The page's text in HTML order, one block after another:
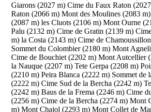
Giarons (2027 m) Cime du Faux Raton
Raton (2066 m) Mont des Moulines (2083 m)
(2087 m) les Cluots (2106 m) Mont Ourne
Palu (2132 m) Cime de Gratin (2139 m)
m) la Costa (2143 m) Cime de
Sommet du Colombier (2180 m) Mont
Cime de Bouchiet (2202 m) Mont Autcellier
la Nauque (2207 m) Tete Gerpa (2208 m)
(2210 m) Peira Blanca (2222 m) Sommet de
(2222 m) Cime Sud de la Bercha (2242 m)
(2242 m) Baus de la Frema (2246 m) Cime
(2256 m) Cime de la Bercha (2274 m) Mont
m) Mont Chajol (2293 m) Mont Collet de